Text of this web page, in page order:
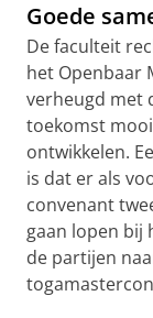
Goede
De faculteit
het Openbaar
verheugd met
toekomst
ontwikkelen.
is dat er als
convenant
gaan lopen bij
de partijen